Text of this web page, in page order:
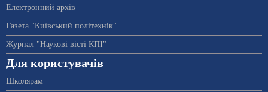
Електронний архів
Газета "Київський політехнік"
Журнал "Наукові вісті КПІ"
Для користувачів
Школярам